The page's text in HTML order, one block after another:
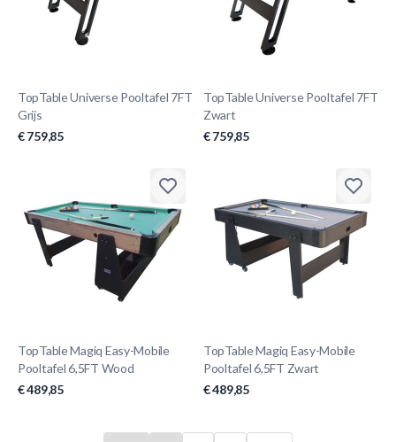
TopTable Universe Pooltafel 7FT
Grijs
€ 759,85
TopTable Universe Pooltafel 7FT
Zwart
€ 759,85
TopTable Magiq Easy-Mobile
Pooltafel 6,5FT Wood
€ 489,85
TopTable Magiq Easy-Mobile
Pooltafel 6,5FT Zwart
€ 489,85